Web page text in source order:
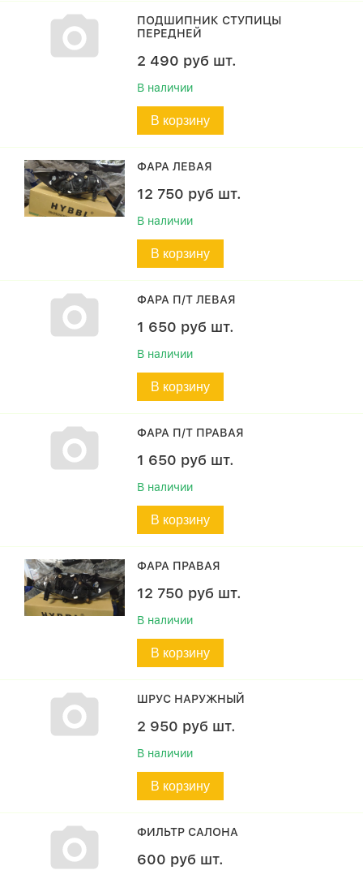
ПОДШИПНИК СТУПИЦЫ
ПЕРЕДНЕЙ
2 490 руб шт.
В наличии
В корзину
ФАРА ЛЕВАЯ
12 750 руб шт.
В наличии
В корзину
ФАРА П/Т ЛЕВАЯ
1 650 руб шт.
В наличии
В корзину
ФАРА П/Т ПРАВАЯ
1 650 руб шт.
В наличии
В корзину
ФАРА ПРАВАЯ
12 750 руб шт.
В наличии
В корзину
ШРУС НАРУЖНЫЙ
2 950 руб шт.
В наличии
В корзину
ФИЛЬТР САЛОНА
600 руб шт.